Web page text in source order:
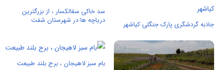
جاذبه گردشگری پارک جنگلی کیاشهر
سد خاکی سقالکسار ، از بزرگترین
دریاچه ها در شهرستان شفت
بام سبز لاهیجان ، برج بلند طبیعت